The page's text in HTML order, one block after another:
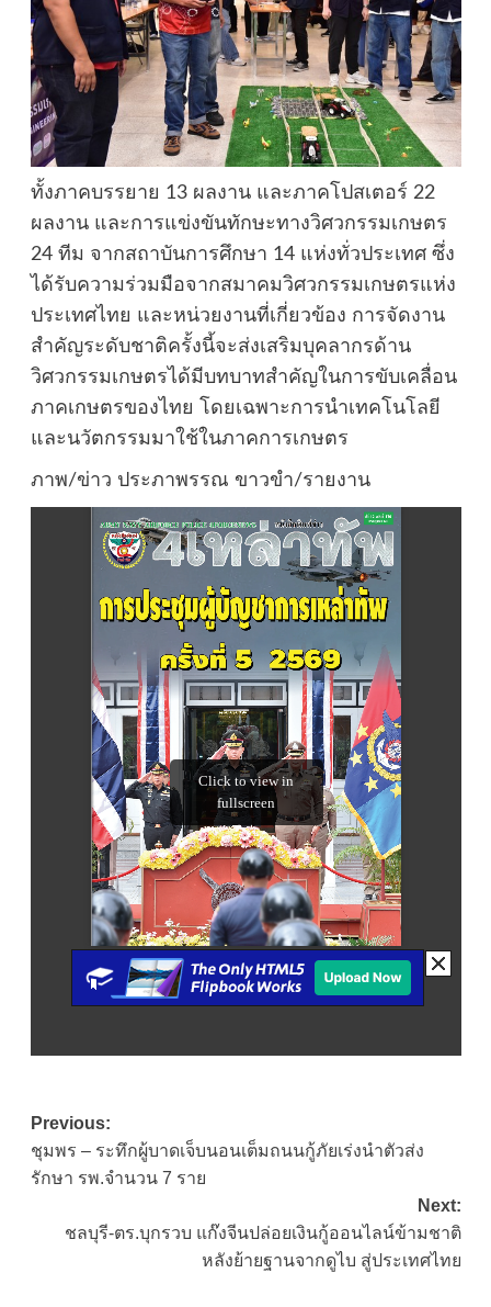
ทั้งภาคบรรยาย 13 ผลงาน และภาคโปสเตอร์ 22
ผลงาน และการแข่งขันทักษะทางวิศวกรรมเกษตร
24 ทีม จากสถาบันการศึกษา 14 แห่งทั่วประเทศ ซึ่ง
ได้รับความร่วมมือจากสมาคมวิศวกรรมเกษตรแห่ง
ประเทศไทย และหน่วยงานที่เกี่ยวข้อง การจัดงาน
สำคัญระดับชาติครั้งนี้จะส่งเสริมบุคลากรด้าน
วิศวกรรมเกษตรได้มีบทบาทสำคัญในการขับเคลื่อน
ภาคเกษตรของไทย โดยเฉพาะการนำเทคโนโลยี
และนวัตกรรมมาใช้ในภาคการเกษตร
ภาพ/ข่าว ประภาพรรณ ขาวขำ/รายงาน
Post
navigation
Previous:
ชุมพร – ระทึกผู้บาดเจ็บนอนเต็มถนนกู้ภัยเร่งนำตัวส่ง
รักษา รพ.จำนวน 7 ราย
Next:
ชลบุรี-ตร.บุกรวบ แก๊งจีนปล่อยเงินกู้ออนไลน์ข้ามชาติ
หลังย้ายฐานจากดูไบ สู่ประเทศไทย